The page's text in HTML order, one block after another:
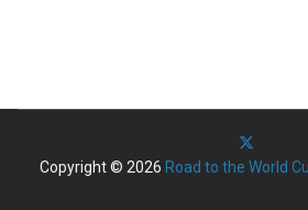
Copyright © 2026 Road to the World